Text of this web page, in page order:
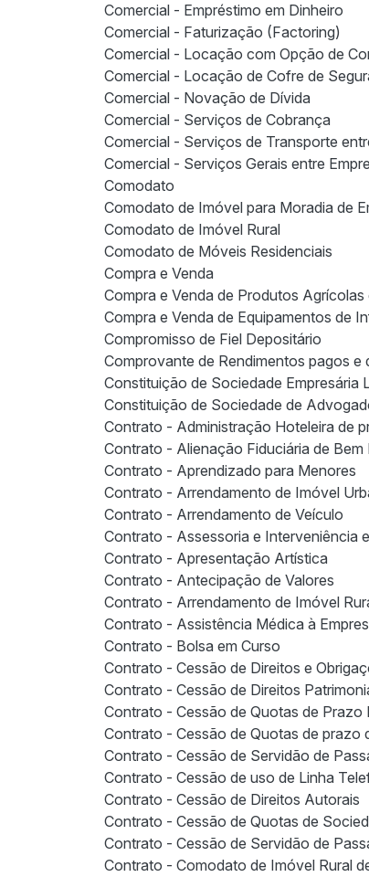
Comercial - Empréstimo em Dinheiro
Comercial - Faturização (Factoring)
Comercial - Locação com Opção de
Comercial - Locação de Cofre de
Comercial - Novação de Dívida
Comercial - Serviços de Cobrança
Comercial - Serviços de Transporte
Comercial - Serviços Gerais entre
Comodato
Comodato de Imóvel para Moradia de
Comodato de Imóvel Rural
Comodato de Móveis Residenciais
Compra e Venda
Compra e Venda de Produtos
Compra e Venda de Equipamentos de
Compromisso de Fiel Depositário
Comprovante de Rendimentos pagos
Constituição de Sociedade Empresária
Constituição de Sociedade de
Contrato - Administração Hoteleira de
Contrato - Alienação Fiduciária de Bem
Contrato - Aprendizado para Menores
Contrato - Arrendamento de Imóvel
Contrato - Arrendamento de Veículo
Contrato - Assessoria e Interveniência
Contrato - Apresentação Artística
Contrato - Antecipação de Valores
Contrato - Arrendamento de Imóvel
Contrato - Assistência Médica à
Contrato - Bolsa em Curso
Contrato - Cessão de Direitos e
Contrato - Cessão de Direitos
Contrato - Cessão de Quotas de
Contrato - Cessão de Quotas de prazo
Contrato - Cessão de Servidão de
Contrato - Cessão de uso de Linha
Contrato - Cessão de Direitos Autorais
Contrato - Cessão de Quotas de
Contrato - Cessão de Servidão de
Contrato - Comodato de Imóvel Rural